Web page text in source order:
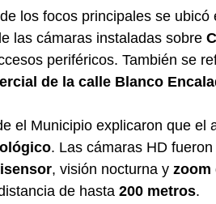
los focos principales se ubicó
las cámaras instaladas sobre
periféricos. También se
de la calle Blanco
el Municipio explicaron que el
. Las cámaras HD
, visión nocturna y zoom
de hasta 200 metros.